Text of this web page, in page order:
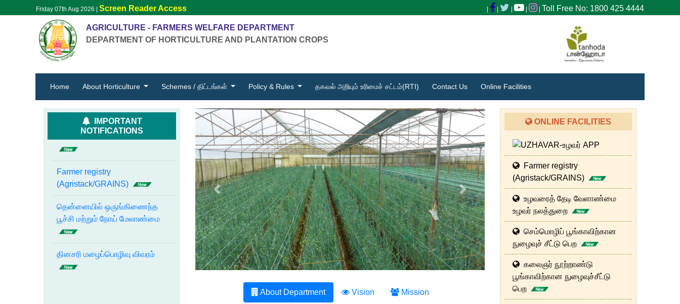
Friday 07th Aug 2026 Screen Reader Access Toll Free No: 1800 425 4444
AGRICULTURE - FARMERS WELFARE DEPARTMENT
DEPARTMENT OF HORTICULTURE AND PLANTATION CROPS
Home(current)About Horticulture Schemes / திட்டங்கள் Policy & Rules தகவல் அறியும் உரிமைச் சட்டம்(RTI) Contact Us Online Facilities
IMPORTANT
NOTIFICATIONS
தோட்டக்கலைப் பயிர்களுக்கான
ஆயத்த நிலை ஏற்பாடுகள்- 2025
தென்னையில் வெள்ளை ஈக்களை
கட்டுப்படுத்த
ஒருங்கிணைந்த மேலாண்மை
நடவுச்செடிகள் இருப்பு விவரம்
(Agristack/GRAINS)
தென்னையில் ஒருங்கிணைந்த
பூச்சி மற்றும் நோய் மேலாண்மை
Previous Next
About Department Vision Mission
ONLINE FACILITIES
Farmer registry
(Agristack/GRAINS)
உழவரைத் தேடி வேளாண்மை
உழவர் நலத்துறை
செம்மொழிப் பூங்காவிற்கான
நுழைவுச் சீட்டு பெற
கலைஞர் நூற்றாண்டு
பூங்காவிற்கான நுழைவுச்சீட்டு
பெற